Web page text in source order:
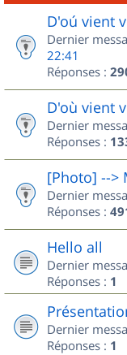
D'oú vient
Dernier
22:41
Réponses :
D'où vient
Dernier
Réponses :
[Photo] -->
Dernier
Réponses :
Hello all
Dernier
Réponses : 1
Dernier
Réponses : 1